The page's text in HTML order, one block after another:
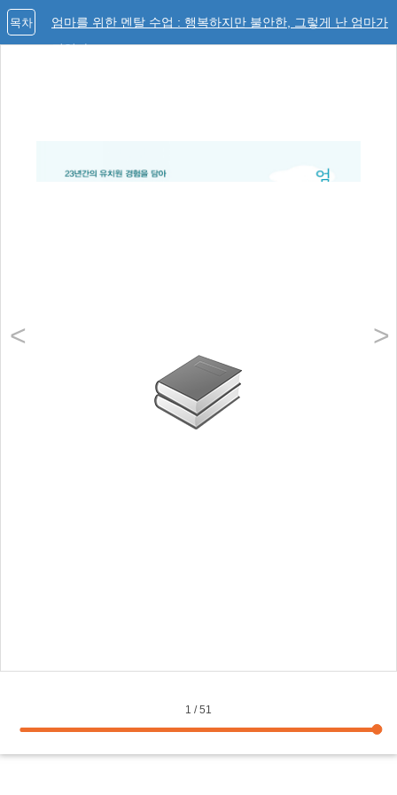
엄마를 위한 멘탈 수업 : 행복하지만 불안한, 그렇게 난 엄마가
되었다.
목차
< >
1 /51